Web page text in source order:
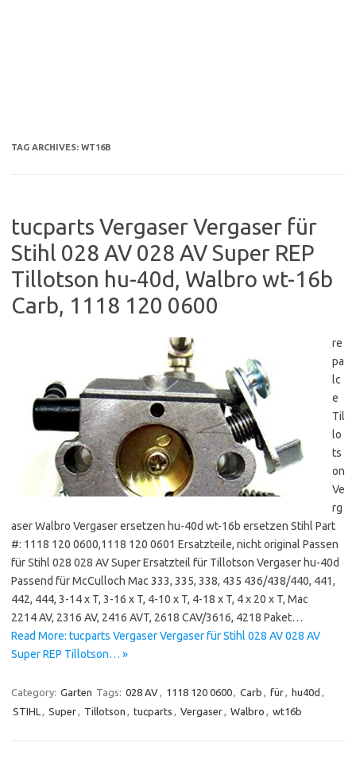
TAG ARCHIVES: WT16B
tucparts Vergaser Vergaser für
Stihl 028 AV 028 AV Super REP
Tillotson hu-40d, Walbro wt-16b
Carb, 1118 120 0600
re
pa
lc
e
Til
lo
ts
on
Ve
rg
aser Walbro Vergaser ersetzen hu-40d wt-16b ersetzen Stihl Part
#: 1118 120 0600,1118 120 0601 Ersatzteile, nicht original Passen
für Stihl 028 028 AV Super Ersatzteil für Tillotson Vergaser hu-40d
Passend für McCulloch Mac 333, 335, 338, 435 436/438/440, 441,
442, 444, 3-14 x T, 3-16 x T, 4-10 x T, 4-18 x T, 4 x 20 x T, Mac
2214 AV, 2316 AV, 2416 AVT, 2618 CAV/3616, 4218 Paket…
Read More: tucparts Vergaser Vergaser für Stihl 028 AV 028 AV
Super REP Tillotson… »
Category: Garten Tags: 028 AV, 1118 120 0600, Carb , für, hu40d ,
STIHL , Super, Tillotson , tucparts , Vergaser, Walbro , wt16b